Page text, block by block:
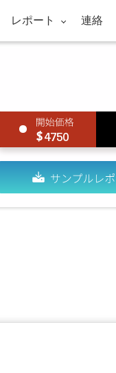
レポート 連絡
4750